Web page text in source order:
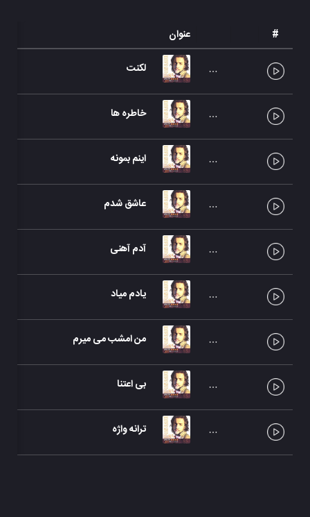
# عنوان
لکنت
خاطره ها
اینم بمونه
عاشق شدم
آدم آهنی
یادم میاد
من امشب می میرم
بی اعتنا
ترانه واژه